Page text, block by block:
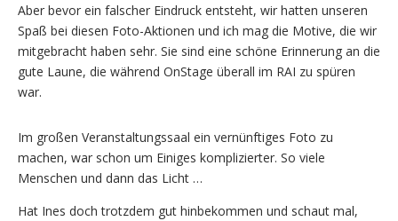
Aber bevor ein falscher Eindruck entsteht, wir hatten unseren
Spaß bei diesen Foto-Aktionen und ich mag die Motive, die wir
mitgebracht haben sehr. Sie sind eine schöne Erinnerung an die
gute Laune, die während OnStage überall im RAI zu spüren
war.
Im großen Veranstaltungssaal ein vernünftiges Foto zu
machen, war schon um Einiges komplizierter. So viele
Menschen und dann das Licht …
Hat Ines doch trotzdem gut hinbekommen und schaut mal,